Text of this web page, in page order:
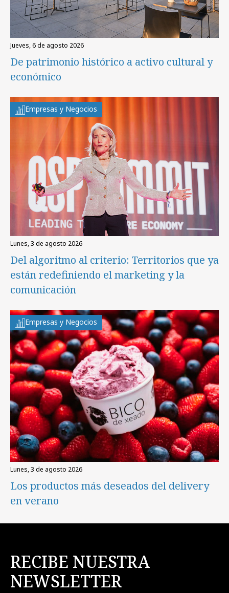
jueves, 6 de agosto 2026
De patrimonio histórico a activo cultural y
económico
Empresas y Negocios
lunes, 3 de agosto 2026
Del algoritmo al criterio: Territorios que ya
están redefiniendo el marketing y la
comunicación
Empresas y Negocios
lunes, 3 de agosto 2026
Los productos más deseados del delivery
en verano
RECIBE NUESTRA
NEWSLETTER